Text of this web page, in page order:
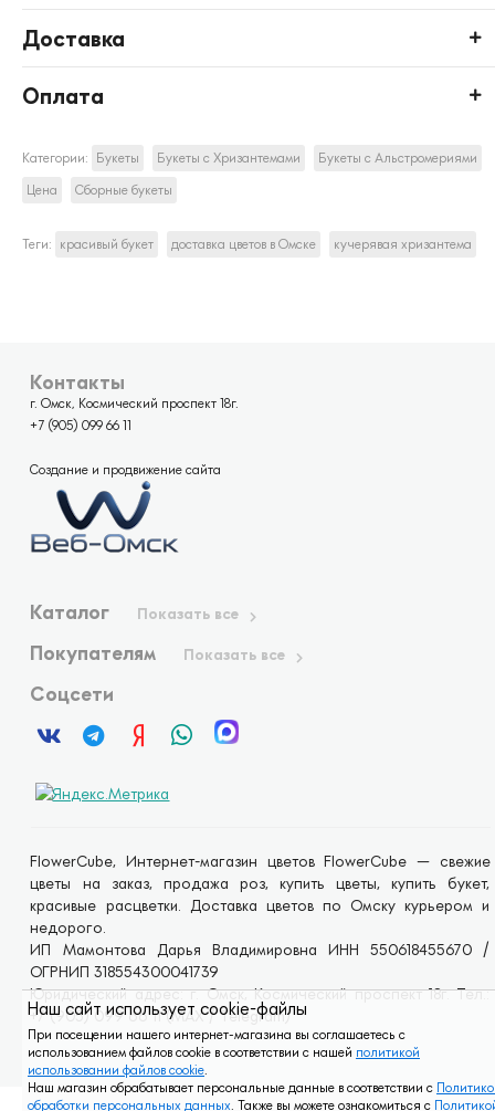
Наш сайт использует cookie-файлы
При посещении нашего интернет-магазина вы соглашаетесь с
использованием файлов cookie в соответствии с нашей политикой
использовании файлов cookie.
Наш магазин обрабатывает персональные данные в соответствии с
обработки персональных данных. Также вы можете ознакомиться с
Доставка
Оплата
Категории: Букеты Букеты с Хризантемами
Букеты с Альстромериями
Цена
Сборные букеты
Теги: красивый букет доставка цветов в Омске кучерявая хризантема
Контакты
г. Омск, Космический проспект 18г.
+7 (905) 099 66 11
Создание и продвижение сайта
Каталог Показать все
Покупателям Показать все
Соцсети
FlowerCube, Интернет-магазин цветов FlowerCube — свежие
цветы на заказ, продажа роз, купить цветы, купить букет,
красивые расцветки. Доставка цветов по Омску курьером и
недорого.
ИП Мамонтова Дарья Владимировна ИНН 550618455670 /
ОГРНИП 318554300041739
Юридический адрес: г. Омск, Космический проспект 18г. Тел.:
+7 (905) 099 66 11 (MAX / Telegram)